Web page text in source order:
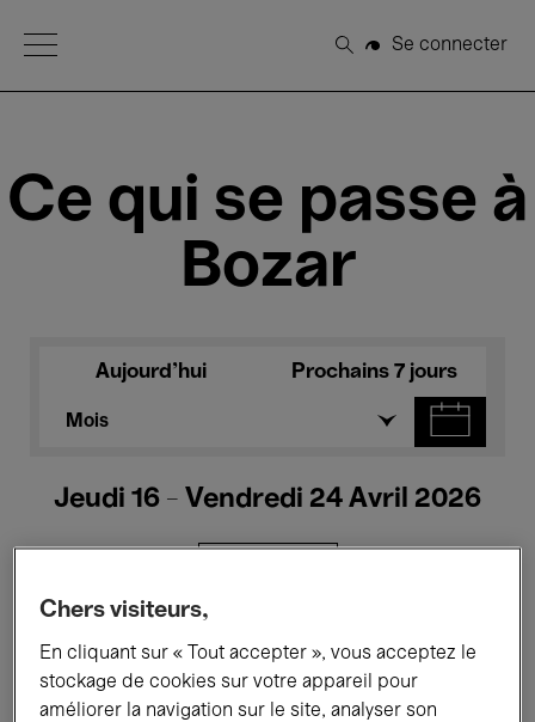
Open Menu
Rechercher
Se connecter
Ce qui se passe à
Bozar
Aujourd'hui Prochains 7 jours
Mois
Jeudi 16 - Vendredi 24 Avril 2026
Tous les événements Concerts
Expositions Performances
Chers visiteurs,
En cliquant sur « Tout accepter », vous acceptez le
stockage de cookies sur votre appareil pour
améliorer la navigation sur le site, analyser son